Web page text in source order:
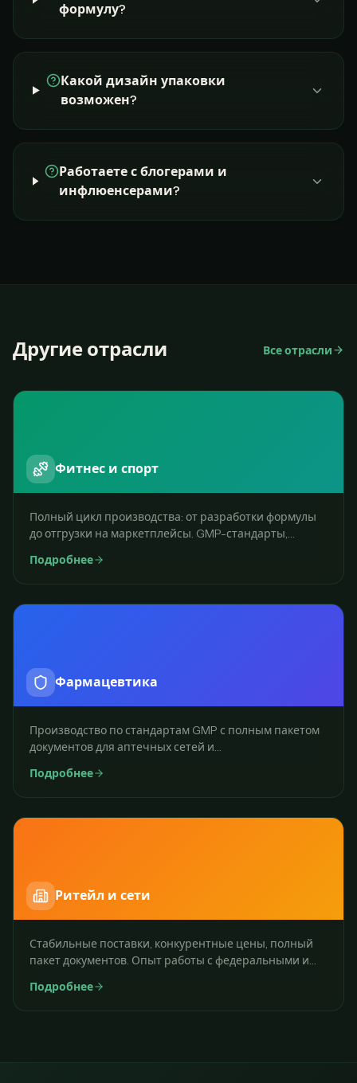
формулу?
Какой дизайн упаковки
возможен?
Работаете с блогерами и
инфлюенсерами?
Другие отрасли Все отрасли
Фитнес и спорт
Полный цикл производства: от разработки формулы
до отгрузки на маркетплейсы. GMP-стандарты,
Подробнее
Фармацевтика
Производство по стандартам GMP с полным пакетом
документов для аптечных сетей и
Подробнее
Ритейл и сети
Стабильные поставки, конкурентные цены, полный
пакет документов. Опыт работы с федеральными и
Подробнее